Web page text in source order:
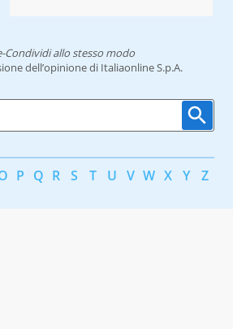
Condividi allo stesso modo
dell’opinione di Italiaonline S.p.A.
P Q R S T U V W X Y Z